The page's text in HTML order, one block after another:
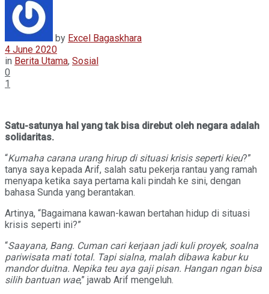
by Excel Bagaskhara
4 June 2020
in Berita Utama, Sosial
0
1
Satu-satunya hal yang tak bisa direbut oleh negara adalah
solidaritas.
“Kumaha carana urang hirup di situasi krisis seperti kieu?”
tanya saya kepada Arif, salah satu pekerja rantau yang ramah
menyapa ketika saya pertama kali pindah ke sini, dengan
bahasa Sunda yang berantakan.
Artinya, “Bagaimana kawan-kawan bertahan hidup di situasi
krisis seperti ini?”
“Saayana, Bang. Cuman cari kerjaan jadi kuli proyek, soalna
pariwisata mati total. Tapi sialna, malah dibawa kabur ku
mandor duitna. Nepika teu aya gaji pisan. Hangan ngan bisa
silih bantuan wae,” jawab Arif mengeluh.